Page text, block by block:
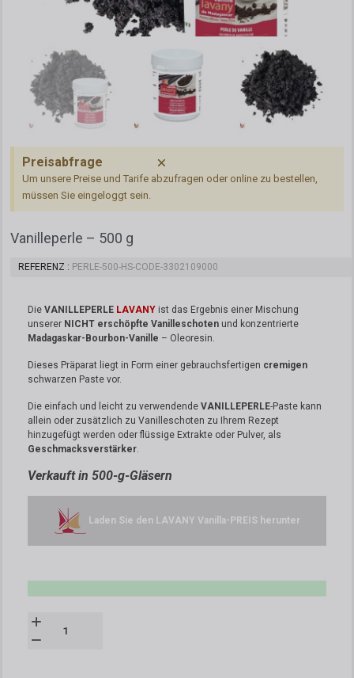
Preisabfrage
Um unsere Preise und Tarife abzufragen oder online zu bestellen,
müssen Sie eingeloggt sein.
Vanilleperle – 500 g
REFERENZ PERLE-500-HS-CODE-3302109000
Die VANILLEPERLE LAVANY ist das Ergebnis einer Mischung
unserer NICHT erschöpfte Vanilleschoten und konzentrierte
Madagaskar-Bourbon-Vanille – Oleoresin.
Dieses Präparat liegt in Form einer gebrauchsfertigen cremigen
schwarzen Paste vor.
Die einfach und leicht zu verwendende VANILLEPERLE-Paste kann
allein oder zusätzlich zu Vanilleschoten zu Ihrem Rezept
hinzugefügt werden oder flüssige Extrakte oder Pulver, als
Geschmacksverstärker.
Verkauft in 500-g-Gläsern
Laden Sie den LAVANY Vanilla-PREIS herunter